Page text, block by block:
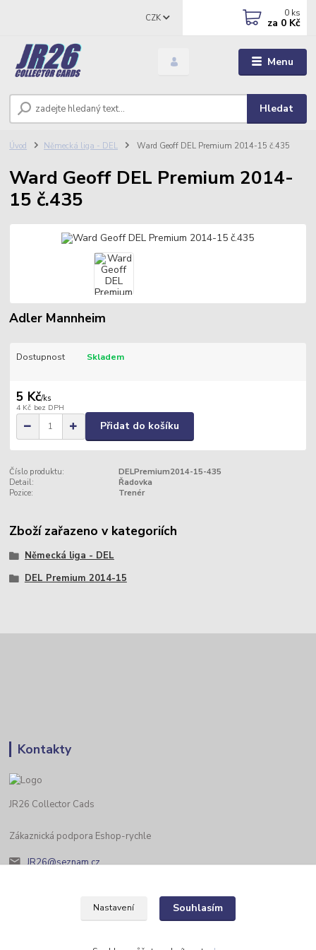
Menu
CZK
Hledat
0 ks
za 0 Kč
Úvod Německá liga - DEL Ward Geoff DEL Premium 2014-15 č.435
Ward Geoff DEL Premium 2014-
15 č.435
Adler Mannheim
Dostupnost Skladem
5 Kč/ks
4 Kč bez DPH
Přidat do košíku
Číslo produktu:
DELPremium2014-15-435
Detail:
Řadovka
Pozice:
Trenér
Zboží zařazeno v kategoriích
Německá liga - DEL
DEL Premium 2014-15
Kontakty
JR26 Collector Cads
Zákaznická podpora Eshop-rychle
JR26@seznam.cz
Nastavení Souhlasím